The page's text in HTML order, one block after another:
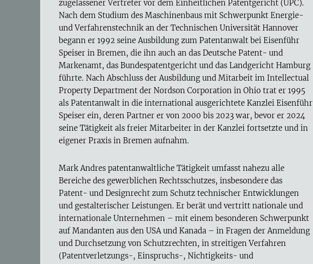
zugelassener Vertreter vor dem Einheitlichen Patentgericht (UPC).
Nach dem Studium des Maschinenbaus mit Schwerpunkt Energie-
und Verfahrenstechnik an der Technischen Universität Hannover
begann er 1992 seine Ausbildung zum Patentanwalt bei Eisenführ
Speiser in Bremen, die ihn auch an das Deutsche Patent- und
Markenamt, das Bundespatentgericht und das Landgericht Hamburg
führte. Nach Abschluss der Ausbildung und Mitarbeit im Intellectual
Property Department der Nordson Corporation in Ohio trat er 1995
als Patentanwalt in die international ausgerichtete Kanzlei Eisenführ
Speiser ein, deren Partner er von 2000 bis 2023 war, bevor er 2024
seine Tätigkeit als freier Mitarbeiter in der Kanzlei fortsetzte und in
eigener Praxis in Bremen aufnahm.
Mark Andres patentanwaltliche Tätigkeit umfasst nahezu alle
Bereiche des gewerblichen Rechtsschutzes, insbesondere das
Patent- und Designrecht zum Schutz technischer Entwicklungen
und gestalterischer Leistungen. Er berät und vertritt nationale und
internationale Unternehmen – mit einem besonderen Schwerpunkt
auf Mandanten aus den USA und Kanada – in Fragen der Anmeldung
und Durchsetzung von Schutzrechten, in streitigen Verfahren
(Patentverletzungs-, Einspruchs-, Nichtigkeits- und